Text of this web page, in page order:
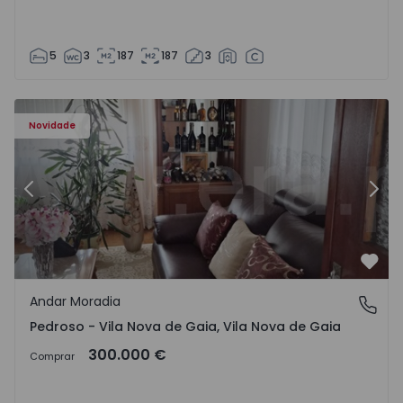
5 3 187 187 3
Novidade
- 1575635 - 12
Andar Moradia T6 Vila Nova de Gaia, Pedroso e Seixezelo
Anterior
Pedroso - Vila Nova de Gaia, Vila Nova de Gaia
Andar Moradia
Pedroso - Vila Nova de Gaia, Vila Nova de Gaia
Comprar 300.000 €